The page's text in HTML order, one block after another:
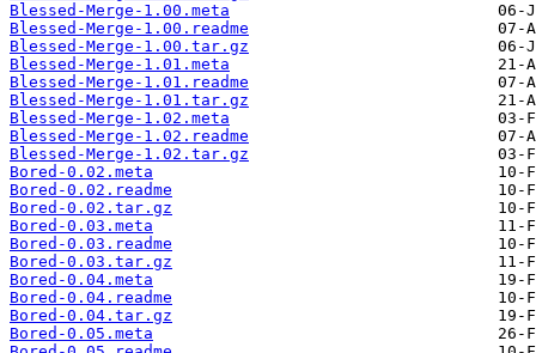
Blessed-Merge-1.00.meta
Blessed-Merge-1.00.readme
Blessed-Merge-1.00.tar.gz
Blessed-Merge-1.01.meta
Blessed-Merge-1.01.readme
Blessed-Merge-1.01.tar.gz
Blessed-Merge-1.02.meta
Blessed-Merge-1.02.readme
Blessed-Merge-1.02.tar.gz
Bored-0.02.meta
Bored-0.02.readme
Bored-0.02.tar.gz
Bored-0.03.meta
Bored-0.03.readme
Bored-0.03.tar.gz
Bored-0.04.meta
Bored-0.04.readme
Bored-0.04.tar.gz
Bored-0.05.meta